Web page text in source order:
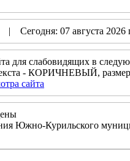
| Сегодня: 07 августа
для слабовидящих в
- КОРИЧНЕВЫЙ,
сайта
Южно-Курильского